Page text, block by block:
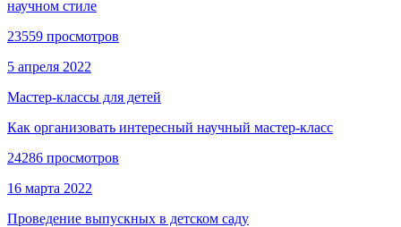
научном стиле
23559 просмотров
5 апреля 2022
Мастер-классы для детей
Как организовать интересный научный мастер-класс
24286 просмотров
16 марта 2022
Проведение выпускных в детском саду